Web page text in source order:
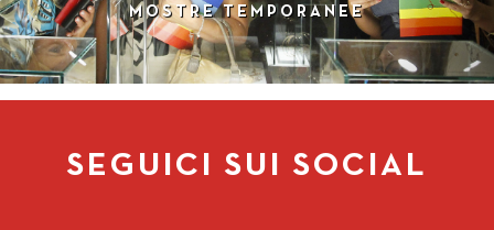
MOSTRE TEMPORANEE
SEGUICI SUI SOCIAL